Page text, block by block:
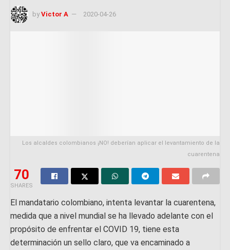
by Victor A 2020-04-26
Los alcaldes colombianos ¡NO! deberían aplicar el levantamiento de la
cuarentena
70
SHARES
El mandatario colombiano, intenta levantar la cuarentena,
medida que a nivel mundial se ha llevado adelante con el
propósito de enfrentar el COVID 19, tiene esta
determinación un sello claro, que va encaminado a